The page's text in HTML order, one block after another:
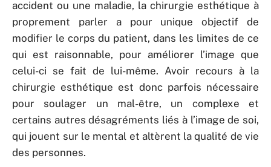
accident ou une maladie, la chirurgie esthétique à
proprement parler a pour unique objectif de
modifier le corps du patient, dans les limites de ce
qui est raisonnable, pour améliorer l’image que
celui-ci se fait de lui-même. Avoir recours à la
chirurgie esthétique est donc parfois nécessaire
pour soulager un mal-être, un complexe et
certains autres désagréments liés à l’image de soi,
qui jouent sur le mental et altèrent la qualité de vie
des personnes.